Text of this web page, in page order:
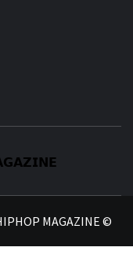
MAGAZINE ©